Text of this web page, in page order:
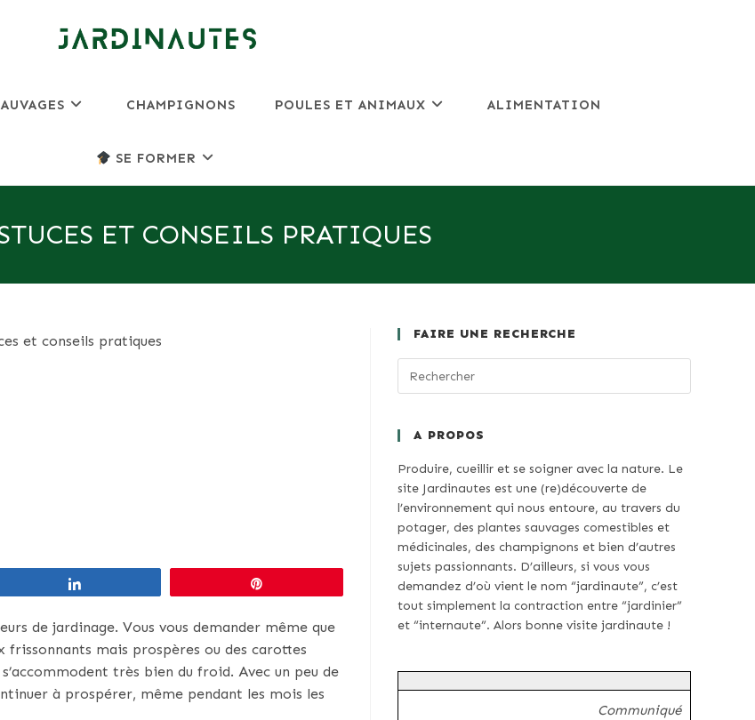
CHAMPIGNONS POULES ET ANIMAUX ALIMENTATION
SE FORMER
ET CONSEILS PRATIQUES
de jardinage. Vous vous demander même que
mais prospères ou des carottes
très bien du froid. Avec un peu de
à prospérer, même pendant les mois les
FAIRE UNE RECHERCHE
A PROPOS
Produire, cueillir et se soigner avec la nature. Le
site Jardinautes est une (re)découverte de
l’environnement qui nous entoure, au travers du
potager, des plantes sauvages comestibles et
médicinales, des champignons et bien d’autres
sujets passionnants. D’ailleurs, si vous vous
demandez d’où vient le nom “jardinaute”, c’est
tout simplement la contraction entre “jardinier”
et “internaute”. Alors bonne visite jardinaute !
Communiqué